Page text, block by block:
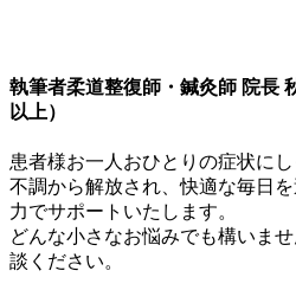
執筆者柔道整復師・鍼灸師 院長
以上）
患者様お一人おひとりの症状に
不調から解放され、快適な毎日
力でサポートいたします。
どんな小さなお悩みでも構いま
談ください。